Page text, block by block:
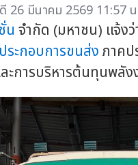
26 มีนาคม 2569 11:57
น จำกัด (มหาชน) แจ้ง
ระกอบการขนส่งภาคป
ะการบริหารต้นทุนพลั